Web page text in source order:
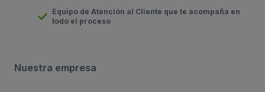
Equipo de Atención al Cliente que te acompaña en
todo el proceso
Nuestra empresa